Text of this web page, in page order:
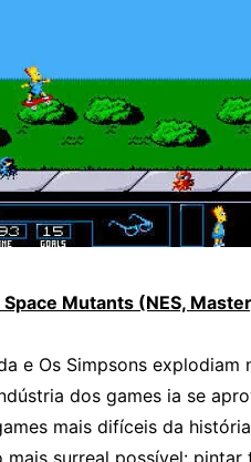
Mutants (NES,
e Os Simpsons explodiam
dos games ia se
mais difíceis da